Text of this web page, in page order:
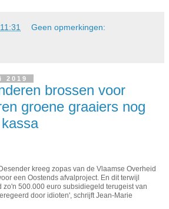
11:31 Geen opmerkingen:
2019
brossen voor
groene graaiers nog
kreeg zopas van de Vlaamse Overheid
een Oostends afvalproject. En dit terwijl
zo'n 500.000 euro subsidiegeld terugeist van
door idioten', schrijft Jean-Marie